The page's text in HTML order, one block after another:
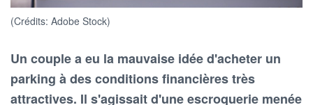
(Crédits: Adobe Stock)
Un couple a eu la mauvaise idée d'acheter un
parking à des conditions financières très
attractives. Il s'agissait d'une escroquerie menée